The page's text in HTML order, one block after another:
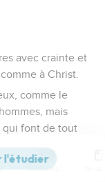
avec crainte et
à Christ.
comme le
mais
qui font de tout
vous serviez le